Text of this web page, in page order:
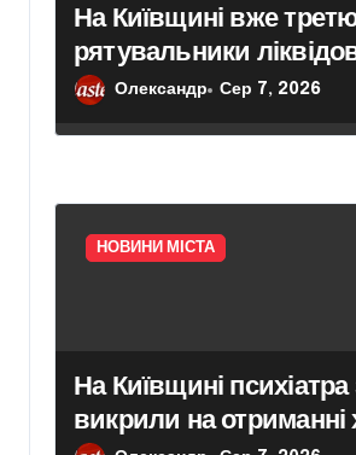
На Київщині вже
рятувальники
наслідки російського
Олександр Сер 7, 2026
НОВИНИ МІСТА
На Київщині
викрили на отриманні